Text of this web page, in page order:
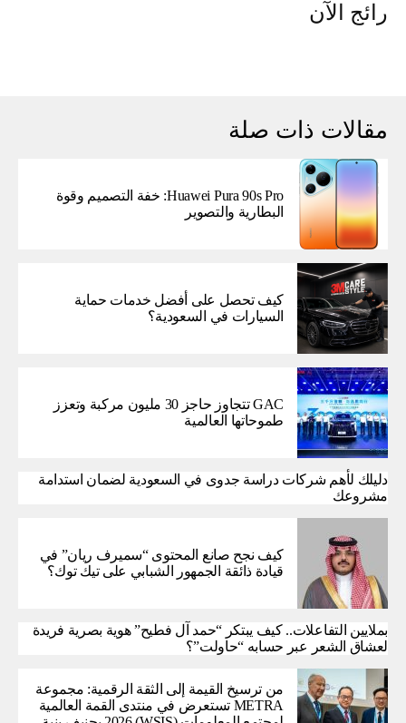
رائج الآن
مقالات ذات صلة
Huawei Pura 90s Pro: خفة التصميم وقوة
البطارية والتصوير
كيف تحصل على أفضل خدمات حماية
السيارات في السعودية؟
GAC تتجاوز حاجز 30 مليون مركبة وتعزز
طموحاتها العالمية
دليلك لأهم شركات دراسة جدوى في السعودية لضمان استدامة
مشروعك
كيف نجح صانع المحتوى “سميرف ريان” في
قيادة ذائقة الجمهور الشبابي على تيك توك؟
بملايين التفاعلات.. كيف يبتكر “حمد آل فطيح” هوية بصرية فريدة
لعشاق الشعر عبر حسابه “حاولت”؟
من ترسيخ القيمة إلى الثقة الرقمية: مجموعة
METRA تستعرض في منتدى القمة العالمية